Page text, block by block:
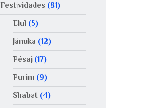
Festividades (81)
Elul(5)
Jánuka (12)
Pésaj(17)
Purim (9)
Shabat(4)